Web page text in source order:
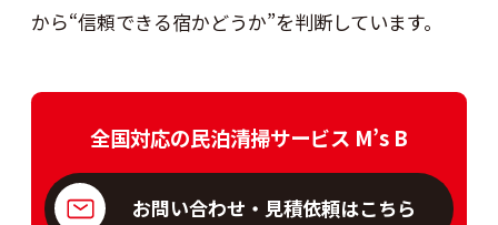
から“信頼できる宿かどうか”を判断しています。
全国対応の民泊清掃サービス M’s B
お問い合わせ・見積依頼はこちら